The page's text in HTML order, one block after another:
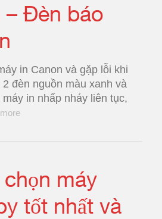
– Đèn báo
in Canon và gặp lỗi khi
đèn nguồn màu xanh và
in nhấp nháy liên tục,
máy
tốt nhất và